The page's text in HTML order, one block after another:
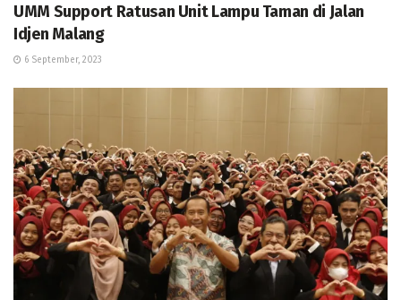
UMM Support Ratusan Unit Lampu Taman di Jalan
Idjen Malang
6 September, 2023